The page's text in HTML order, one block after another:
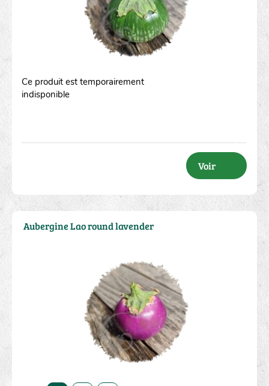
Ce produit est temporairement
indisponible
Voir
Aubergine Lao round lavender